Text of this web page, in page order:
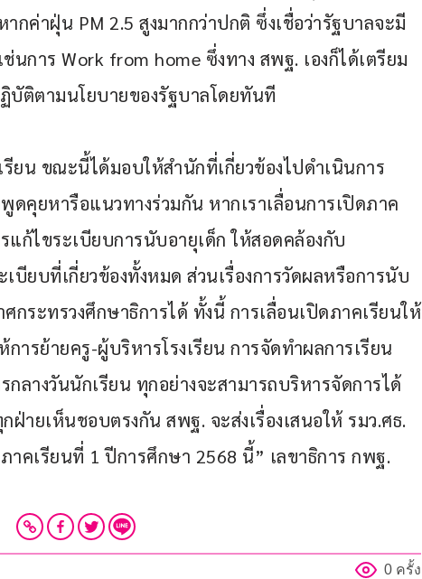
กค่าฝุ่น PM 2.5 สูงมากกว่าปกติ ซึ่งเชื่อว่ารัฐบาลจะมี
นการ Work from home ซึ่งทาง สพฐ. เองก็ได้เตรียม
ติตามนโยบายของรัฐบาลโดยทันที
ยน ขณะนี้ได้มอบให้สำนักที่เกี่ยวข้องไปดำเนินการ
ดคุยหารือแนวทางร่วมกัน หากเราเลื่อนการเปิดภาค
แก้ไขระเบียบการนับอายุเด็ก ให้สอดคล้องกับ
ยบที่เกี่ยวข้องทั้งหมด ส่วนเรื่องการวัดผลหรือการนับ
กระทรวงศึกษาธิการได้ ทั้งนี้ การเลื่อนเปิดภาคเรียนให้
ารย้ายครู-ผู้บริหารโรงเรียน การจัดทำผลการเรียน
ลางวันนักเรียน ทุกอย่างจะสามารถบริหารจัดการได้
ายเห็นชอบตรงกัน สพฐ. จะส่งเรื่องเสนอให้ รมว.ศธ.
าคเรียนที่ 1 ปีการศึกษา 2568 นี้” เลขาธิการ กพฐ.
0 ครั้ง